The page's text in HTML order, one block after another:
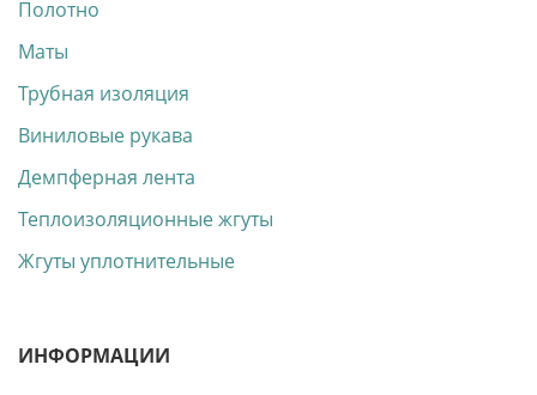
Полотно
Маты
Трубная изоляция
Виниловые рукава
Демпферная лента
Теплоизоляционные жгуты
Жгуты уплотнительные
ИНФОРМАЦИИ